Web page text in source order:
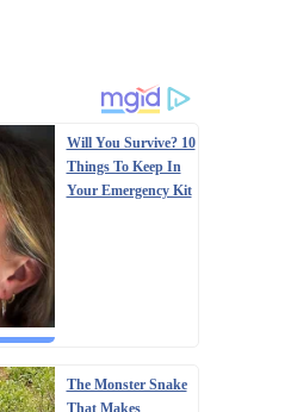
Will You Survive? 10
Things To Keep In
Your Emergency Kit
The Monster Snake